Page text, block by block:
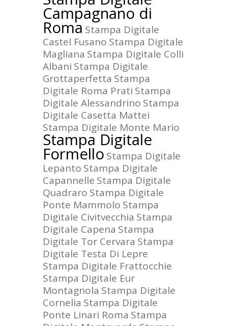
Campagnano di
Roma Stampa Digitale
Castel Fusano Stampa Digitale
Magliana Stampa Digitale Colli
Albani Stampa Digitale
Grottaperfetta Stampa
Digitale Roma Prati Stampa
Digitale Alessandrino Stampa
Digitale Casetta Mattei
Stampa Digitale Monte Mario
Stampa Digitale
Formello Stampa Digitale
Lepanto Stampa Digitale
Capannelle Stampa Digitale
Quadraro Stampa Digitale
Ponte Mammolo Stampa
Digitale Civitvecchia Stampa
Digitale Capena Stampa
Digitale Tor Cervara Stampa
Digitale Testa Di Lepre
Stampa Digitale Frattocchie
Stampa Digitale Eur
Montagnola Stampa Digitale
Cornelia Stampa Digitale
Ponte Linari Roma Stampa